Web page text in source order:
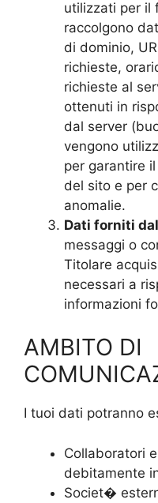
utilizzati per il
raccolgono
di dominio,
richieste,
richieste al
ottenuti in
dal server
vengono
per garantire
del sito e per
anomalie.
Dati forniti
messaggi o
Titolare
necessari a
informazioni
AMBITO DI
I tuoi dati potranno
Collaboratori
debitamente
Societ�